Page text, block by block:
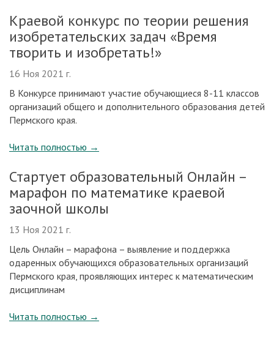
Краевой конкурс по теории решения
изобретательских задач «Время
творить и изобретать!»
16 Ноя 2021 г.
В Конкурсе принимают участие обучающиеся 8-11 классов
организаций общего и дополнительного образования детей
Пермского края.
Читать полностью →
Стартует образовательный Онлайн –
марафон по математике краевой
заочной школы
13 Ноя 2021 г.
Цель Онлайн – марафона – выявление и поддержка
одаренных обучающихся образовательных организаций
Пермского края, проявляющих интерес к математическим
дисциплинам
Читать полностью →